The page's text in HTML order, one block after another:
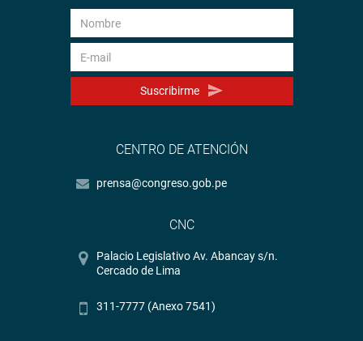
Suscribirme
CENTRO DE ATENCIÓN
prensa@congreso.gob.pe
CNC
Palacio Legislativo Av. Abancay s/n.
Cercado de Lima
311-7777 (Anexo 7541)